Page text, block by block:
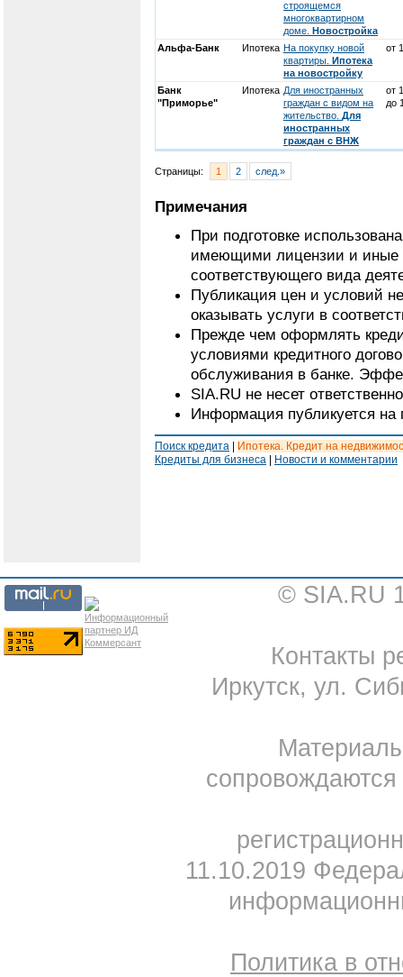
строящемся
многоквартирном
доме. Новостройка
Альфа-Банк
Ипотека На покупку новой
квартиры. Ипотека
на новостройку
от
Банк
"Приморье"
Ипотека Для иностранных
граждан с видом на
жительство. Для
иностранных
граждан с ВНЖ
от
до
Страницы: 1 2 след.»
Примечания
При подготовке
имеющими лицензии и иные
соответствующего вида
Публикация цен и условий
оказывать услуги в
Прежде чем оформлять
условиями кредитного
обслуживания в банке.
SIA.RU не несет
Информация публикуется на
Поиск кредита
Ипотека. Кредит на
Кредиты для бизнеса
Новости и комментарии
© SIA.RU
Контакты
Иркутск, ул.
11.10.2019
Политика в